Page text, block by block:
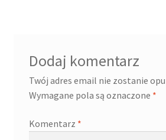
Dodaj komentarz
Twój adres email nie zostanie
Wymagane pola są oznaczone *
Komentarz *